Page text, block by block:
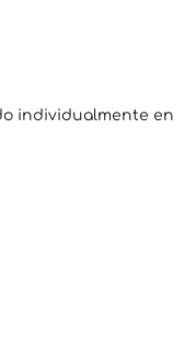
individualmente en